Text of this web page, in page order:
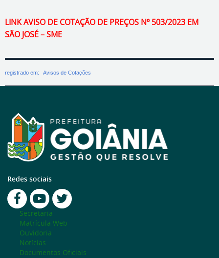
LINK AVISO DE COTAÇÃO DE PREÇOS Nº 503/2023 EM
SÃO JOSÉ – SME
registrado em: Avisos de Cotações
Redes sociais
Secretaria
Matrícula Web
Ouvidoria
Notícias
Documentos Oficiais